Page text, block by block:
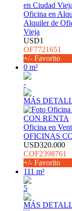
Oficina en
Alquiler de
Vieja
USD1
OF7721651
+/- Favorito
0 m²
-
MÁS
Oficina en
OFICINAS
USD320.000
COF2398761
+/- Favorito
111 m²
5
MÁS